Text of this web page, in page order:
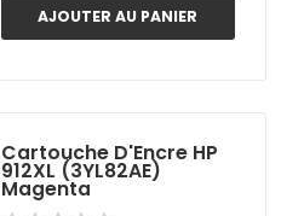
AJOUTER AU PANIER
Cartouche D'Encre HP
912XL (3YL82AE)
Magenta